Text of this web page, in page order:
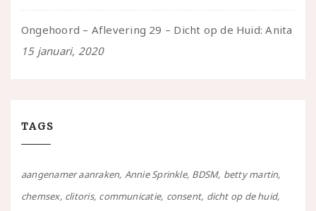
Ongehoord – Aflevering 29 – Dicht op de Huid: Anita
15 januari, 2020
TAGS
aangenamer aanraken Annie Sprinkle BDSM betty martin
chemsex clitoris communicatie consent dicht op de huid